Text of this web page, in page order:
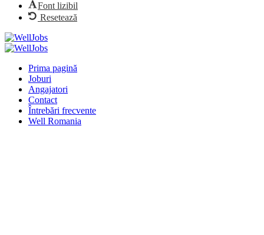
Font lizibil
Resetează
Prima pagină
Joburi
Angajatori
Contact
Întrebări frecvente
Well Romania